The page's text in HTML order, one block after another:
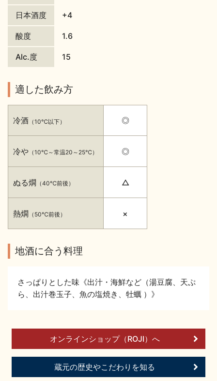
日本酒の楽しみ方特集
地酒・イベント情報
イベント情報TOP 新商品・おすすめ商品
季節の商品
美味しい地酒の選び方
地酒蔵元会とは
日本酒度 +4
酸度 1.6
Alc.度 15
適した飲み方
冷酒 （10℃以下）
冷や （10℃～常温20～25℃）
ぬる燗 （40℃前後）
熱燗 （50℃前後）
◎
◎
△
×
地酒に合う料理
さっぱりとした味《出汁・海鮮など（湯豆腐、天ぷ
ら、出汁巻玉子、魚の塩焼き、牡蠣 ）》
オンラインショップ（ROJI）へ
蔵元の歴史やこだわりを知る